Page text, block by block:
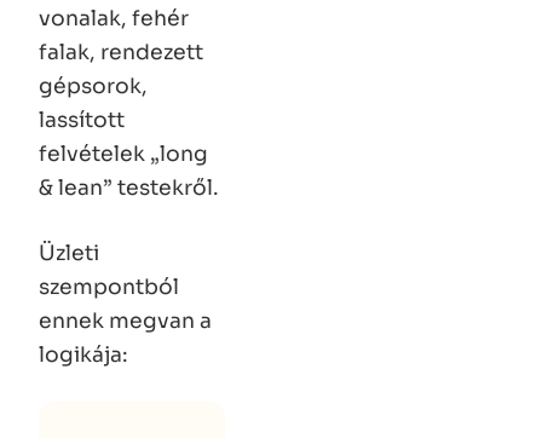
vonalak, fehér
falak, rendezett
gépsorok,
lassított
felvételek „long
& lean” testekről.
Üzleti
szempontból
ennek megvan a
logikája: